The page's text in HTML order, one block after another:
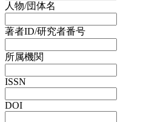
人物/団体名
著者ID/研究者番号
所属機関
ISSN
DOI